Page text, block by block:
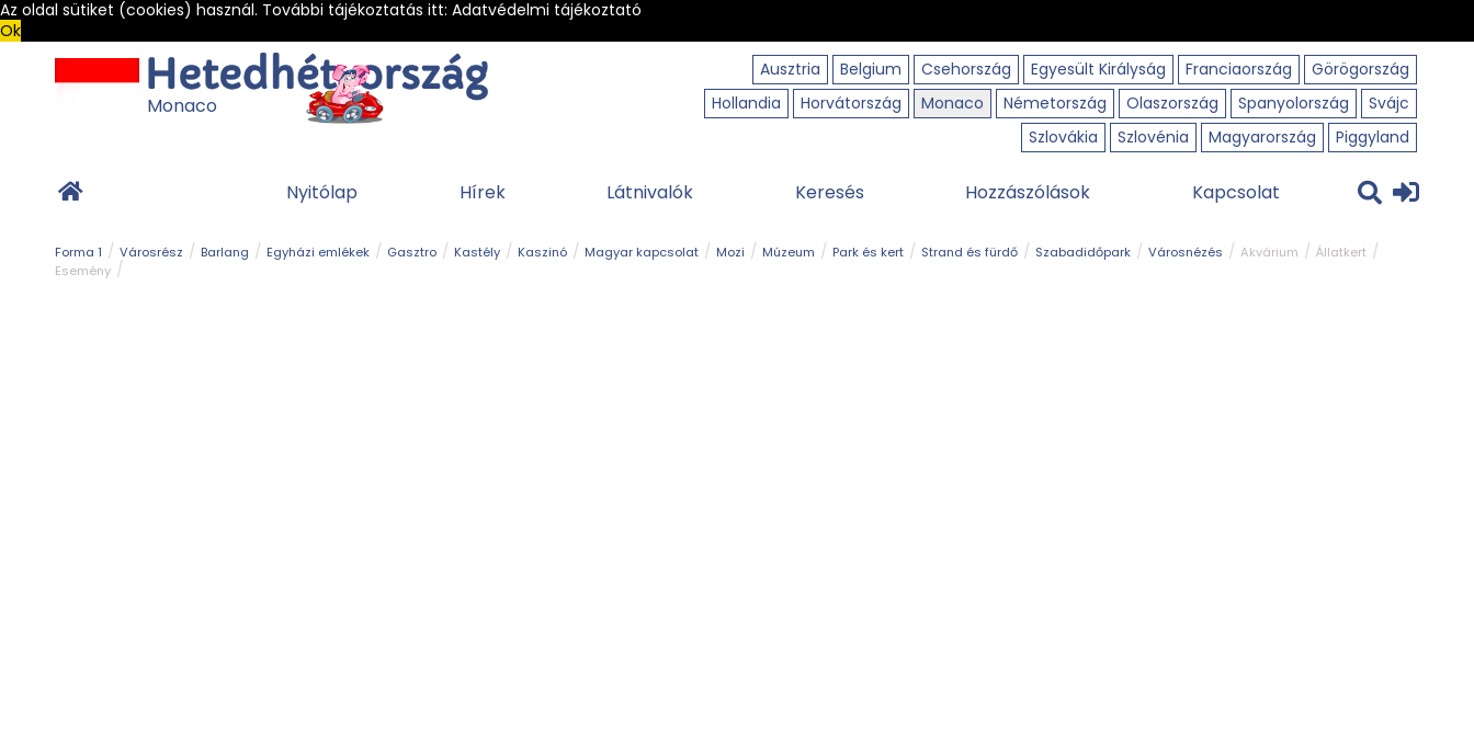
Az oldal sütiket (cookies) használ. További tájékoztatás itt: Adatvédelmi tájékoztató
Ok
Ausztria
Belgium Csehország Egyesült Királyság Franciaország
Görögország
Hollandia
Horvátország Monaco Németország Olaszország Spanyolország
Svájc
Szlovákia
Szlovénia Magyarország Piggyland
Monaco
Nyitólap Hírek Látnivalók Keresés Hozzászólások Kapcsolat
Forma 1 Városrész Barlang Egyházi emlékek Gasztro Kastély Kaszinó Magyar kapcsolat Mozi Múzeum Park és kert Strand és fürdő Szabadidőpark Városnézés Akvárium
Állatkert
Esemény